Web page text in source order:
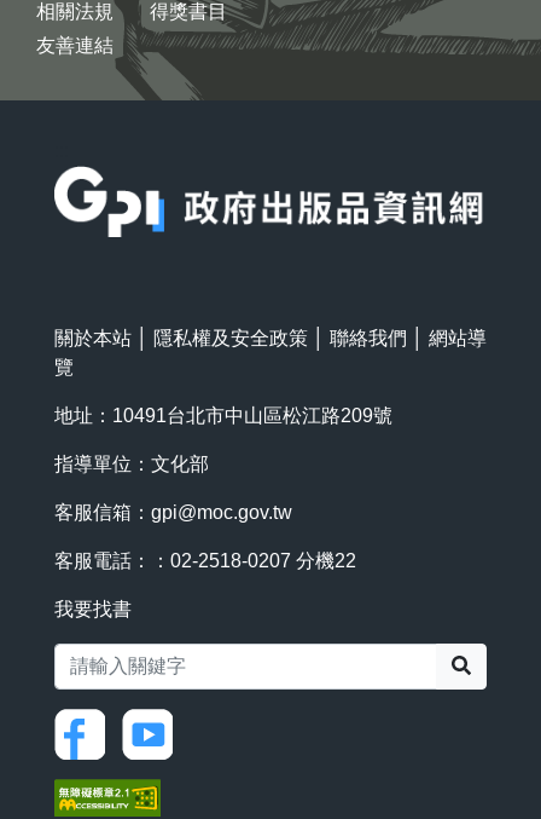
相關法規
友善連結
得獎書目
關於本站 隱私權及安全政策 聯絡我們
網站導
覽
地址：10491台北市中山區松江路209號
指導單位：文化部
客服信箱： gpi@moc.gov.tw
客服電話：：02-2518-0207 分機22
我要找書